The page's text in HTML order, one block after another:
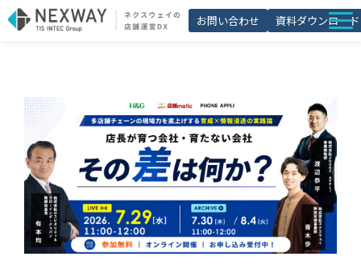
お問い合わせ 資料ダウンロード
ブログ
セミナー
よくあるご質問
お役立ち資料一覧